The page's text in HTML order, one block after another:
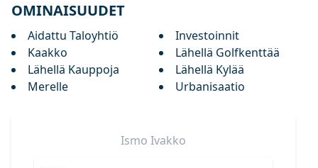
OMINAISUUDET
Aidattu Taloyhtiö
Investoinnit
Kaakko
Lähellä Golfkenttää
Lähellä Kauppoja
Lähellä Kylää
Merelle
Urbanisaatio
Ismo Ivakko